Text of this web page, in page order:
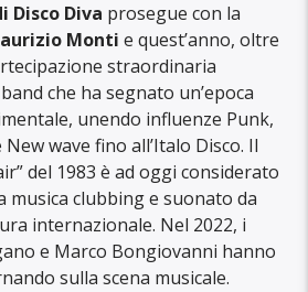
Disco Diva prosegue con la
Monti e quest’anno, oltre
straordinaria
che ha segnato un’epoca
unendo influenze Punk,
wave fino all’Italo Disco. Il
del 1983 è ad oggi considerato
musica clubbing e suonato da
internazionale. Nel 2022, i
e Marco Bongiovanni hanno
sulla scena musicale.